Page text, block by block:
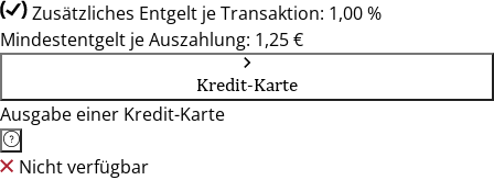
Zusätzliches Entgelt je Transaktion: 1,00 %
Mindestentgelt je Auszahlung: 1,25 €
Kredit-Karte
Ausgabe einer Kredit-Karte
Nicht verfügbar